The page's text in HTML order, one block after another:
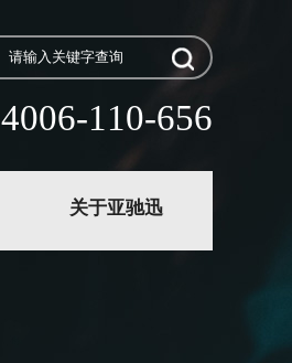
4006-110-656
关于亚驰迅